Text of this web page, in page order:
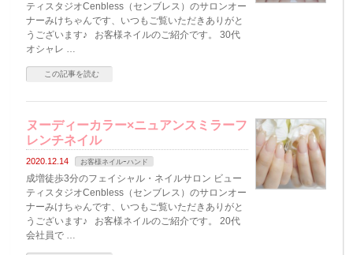
ティスタジオCenbless（センブレス）のサロンオー
ナーみけちゃんです、いつもご覧いただきありがと
うございます♪ お客様ネイルのご紹介です。 30代
オシャレ …
この記事を読む
ヌーディーカラー×ニュアンスミラーフ
レンチネイル
2020.12.14 お客様ネイルｰハンド
成増徒歩3分のフェイシャル・ネイルサロン ビュー
ティスタジオCenbless（センブレス）のサロンオー
ナーみけちゃんです、いつもご覧いただきありがと
うございます♪ お客様ネイルのご紹介です。 20代
会社員で …